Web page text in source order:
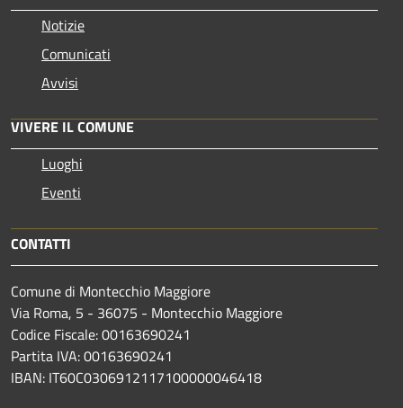
Notizie
Comunicati
Avvisi
VIVERE IL COMUNE
Luoghi
Eventi
CONTATTI
Comune di Montecchio Maggiore
Via Roma, 5 - 36075 - Montecchio Maggiore
Codice Fiscale: 00163690241
Partita IVA: 00163690241
IBAN: IT60C0306912117100000046418